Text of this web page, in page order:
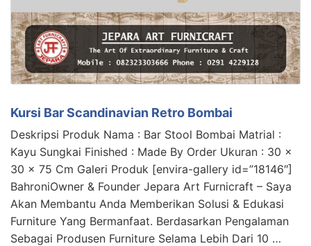
Kursi Bar Scandinavian Retro Bombai
Deskripsi Produk Nama : Bar Stool Bombai Matrial :
Kayu Sungkai Finished : Made By Order Ukuran : 30 x
30 x 75 Cm Galeri Produk [envira-gallery id=”18146″]
BahroniOwner & Founder Jepara Art Furnicraft – Saya
Akan Membantu Anda Memberikan Solusi & Edukasi
Furniture Yang Bermanfaat. Berdasarkan Pengalaman
Sebagai Produsen Furniture Selama Lebih Dari 10 …